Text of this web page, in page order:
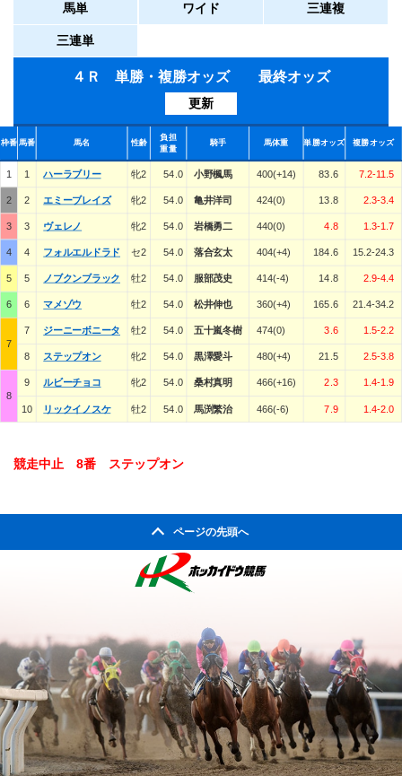
馬単 ワイド 三連複
三連単
４Ｒ 単勝・複勝オッズ 最終オッズ
更新
枠番馬番 馬名 性齢
負担
重量
騎手 馬体重 単勝オッズ 複勝オッズ
1 1 ハーラブリー 牝2 54.0 小野楓馬 400(+14) 83.6 7.2-11.5
2 2 エミーブレイズ 牝2 54.0 亀井洋司 424(0) 13.8 2.3-3.4
3 3 ヴェレノ 牝2 54.0 岩橋勇二 440(0) 4.8 1.3-1.7
4 4 フォルエルドラド セ2 54.0 落合玄太 404(+4) 184.6 15.2-24.3
5 5 ノブクンブラック 牡2 54.0 服部茂史 414(-4) 14.8 2.9-4.4
6 6 マメゾウ 牡2 54.0 松井伸也 360(+4) 165.6 21.4-34.2
7
7 ジーニーボニータ 牡2 54.0 五十嵐冬樹 474(0) 3.6 1.5-2.2
8 ステップオン 牝2 54.0 黒澤愛斗 480(+4) 21.5 2.5-3.8
8
9 ルビーチョコ 牝2 54.0 桑村真明 466(+16) 2.3 1.4-1.9
10 リックイノスケ 牡2 54.0 馬渕繁治 466(-6) 7.9 1.4-2.0
競走中止 8番 ステップオン
ページの先頭へ